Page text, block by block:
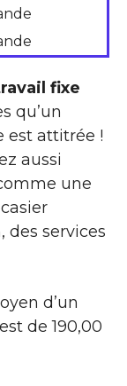
fixe
qu’un
est attitrée !
aussi
une
des services
d’un
de 190,00